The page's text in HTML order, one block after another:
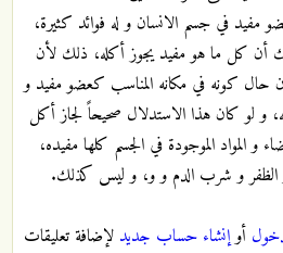
مفيد في جسم الانسان و له فوائد كثيرة،
كل ما هو مفيد يجوز أكله، ذلك لأن
حال كونه في مكانه المناسب كعضو مفيد و
لو كان هذا الاستدلال صحيحاً لجاز أكل
المواد الموجودة في الجسم كلها مفيده،
الظفر و شرب الدم و و، و ليس كذلك.
أوإنشاء حساب جديد لإضافة تعليقات